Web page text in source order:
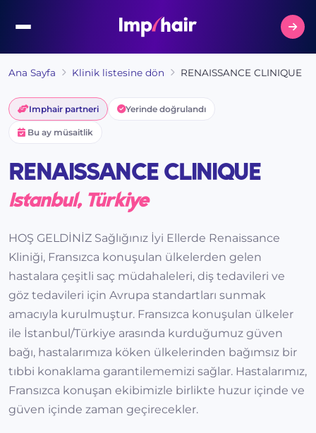
Ana Sayfa Klinik listesine dön RENAISSANCE CLINIQUE
Imphair partneri Yerinde doğrulandı
Bu ay müsaitlik
RENAISSANCE CLINIQUE
Istanbul, Türkiye
HOŞ GELDİNİZ Sağlığınız İyi Ellerde Renaissance
Kliniği, Fransızca konuşulan ülkelerden gelen
hastalara çeşitli saç müdahaleleri, diş tedavileri ve
göz tedavileri için Avrupa standartları sunmak
amacıyla kurulmuştur. Fransızca konuşulan ülkeler
ile İstanbul/Türkiye arasında kurduğumuz güven
bağı, hastalarımıza köken ülkelerinden bağımsız bir
tıbbi konaklama garantilememizi sağlar. Hastalarımız,
Fransızca konuşan ekibimizle birlikte huzur içinde ve
güven içinde zaman geçirecekler.